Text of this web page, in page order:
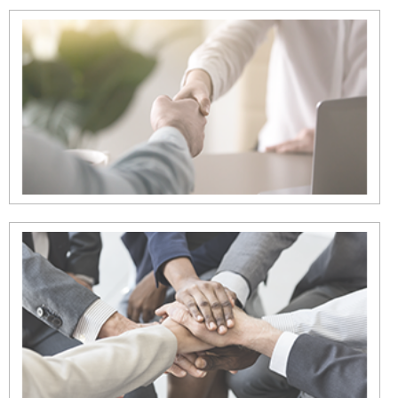
¿Qué ofrecemos?
Asesoría en la suscripción de la mejor cobertura,
gestión integral de reclamos, gestión integral de
facturas, endosos bancarios y carnets.